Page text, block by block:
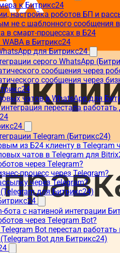
к Битрикс24
настройка роботов БП и
не с шаблонного сообщения
в смарт-процессах в Б24
в Битрикс24
для Битрикс24
серого WhatsApp
сообщения через
сообщения через
чатов в WhatsApp для
перестала
Telegram (Битрикс24)
из Б24 клиенту в Telegram
чатов в Telegram для
через Telegram?
процесс через Telegram?
через Telegram?
для Битрикс24)
бота с нативной интеграции
через Telegram Bot?
Bot перестал
Bot для Битрикс24)